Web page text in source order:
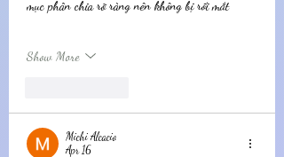
mục phân chia rõ ràng nên không bị rối mắt
Show More
Michi Alcacio
Apr 16